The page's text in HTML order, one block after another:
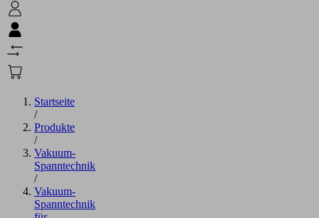
Startseite
/
Produkte
/
Vakuum-
Spanntechnik
/
Vakuum-
Spanntechnik